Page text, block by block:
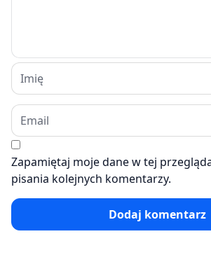
Zapamiętaj moje dane w tej
pisania kolejnych komentarzy.
Dodaj komentarz